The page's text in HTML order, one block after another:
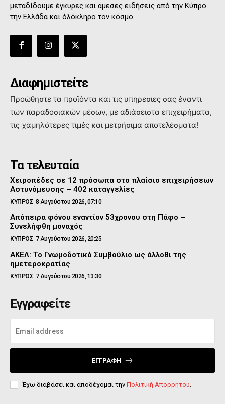
μεταδίδουμε έγκυρες και άμεσες ειδήσεις από την Κύπρο
την Ελλάδα και όλόκληρο τον κόσμο.
Διαφημιστείτε
Προώθηστε τα προϊόντα και τις υπηρεσιες σας έναντι
των παραδοσιακών μέσων, με αδιάσειστα επιχειρήματα,
τις χαμηλότερες τιμές και μετρήσιμα αποτελέσματα!
Τα τελευταία
Χειροπέδες σε 12 πρόσωπα στο πλαίσιο επιχειρήσεων
Αστυνόμευσης – 402 καταγγελίες
ΚΥΠΡΟΣ 8 Αυγούστου 2026, 07:10
Απόπειρα φόνου εναντίον 53χρονου στη Πάφο –
Συνελήφθη μοναχός
ΚΥΠΡΟΣ 7 Αυγούστου 2026, 20:25
ΑΚΕΛ: Το Γνωμοδοτικό Συμβούλιο ως άλλοθι της
ημετεροκρατίας
ΚΥΠΡΟΣ 7 Αυγούστου 2026, 13:30
Εγγραφείτε
ΕΓΓΡΑΦΉ
Έχω διαβάσει και αποδέχομαι την Πολιτική Απορρήτου